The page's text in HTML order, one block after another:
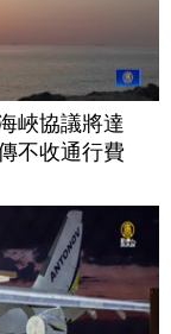
峽協議將達
不收通行費